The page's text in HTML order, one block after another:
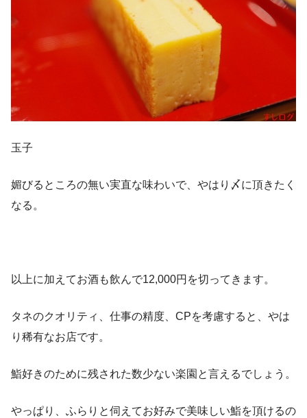
玉子
媚びるところの無い実直な味わいで、やはり〆に頂きたく
なる。
以上に加えてお酒も飲んで12,000円を切ってきます。
タネのクオリティ、仕事の精度、CPを考慮すると、やは
り稀有なお店です。
鮨好きのために残された数少ない楽園と言えるでしょう。
やっぱり、ふらりと伺えてお好みで美味しい鮨を頂けるの